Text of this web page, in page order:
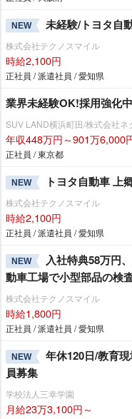
NEW 未経験/トヨタ自
株式会社テクノスマイル
時給2,100円
正社員 / 派遣社員 / 愛知県
業界未経験OK!採用強化
SUV LAND横浜町田/株式会社ネ
年収448万円～901万6,000
正社員 / 東京都
NEW トヨタ自動車 上
株式会社テクノスマイル
時給2,100円
正社員 / 派遣社員 / 愛知県
NEW
入社特典58万円
動車工場で小型部品の検
株式会社テクノスマイル
時給1,800円
正社員 / 派遣社員 / 愛知県
NEW
年休120日/教育
員募集
学校法人三幸学園
月給23万3,100円～